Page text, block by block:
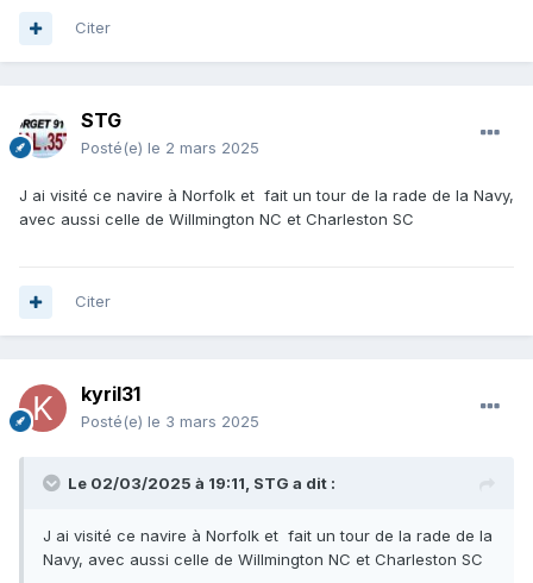
Citer
STG
Posté(e) le 2 mars 2025
J ai visité ce navire à Norfolk et fait un tour de la rade de la Navy,
avec aussi celle de Willmington NC et Charleston SC
Citer
kyril31
Posté(e) le 3 mars 2025
Le 02/03/2025 à 19:11, STG a dit :
J ai visité ce navire à Norfolk et fait un tour de la rade de la
Navy, avec aussi celle de Willmington NC et Charleston SC